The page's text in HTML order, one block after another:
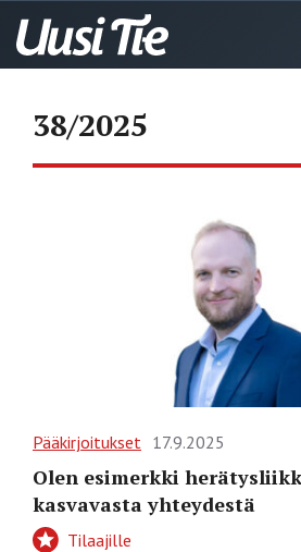
38/2025
Pääkirjoitukset 17.9.2025
Olen esimerkki
kasvavasta yhteydestä
Tilaajille